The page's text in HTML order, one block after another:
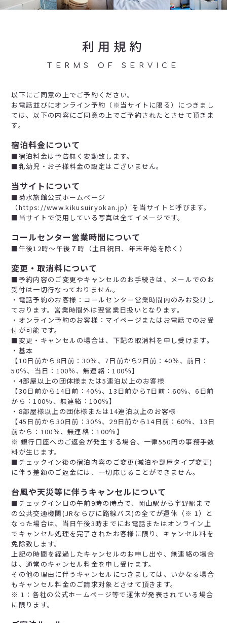
利用規約
TERMS OF SERVICE
以下にご同意の上でご予約ください。
お電話並びにオンライン予約（※当サイトに限る）につきまし
ては、以下の内容にご同意の上でご予約されたとさせて頂きま
す。
宿泊料金について
■宿泊料金は予告無く変動致します。
■乳幼児・お子様料金の設定はございません。
当サイトについて
■菊水旅館公式ホームページ
（https://www.kikusuiryokan.jp）を当サイトと呼びます。
■当サイトで使用している写真は全てイメージです。
コールセンター営業時間について
■午後12時～午後７時（土日祝日、年末年始を除く）
変更・取消料について
■予約内容のご変更やキャンセルのお手続きは、メールでのお
受付は一切行なっておりません。
・電話予約のお客様：コールセンター営業時間内のみお受けし
ております。営業時間外は翌営業日扱いとなります。
・オンライン予約のお客様：マイページまたはお電話でのお受
付が可能です。
■変更・キャンセルの場合は、下記の取消料を申し受けます。
・基本
【10日前から8日前：30％、7日前から2日前：40％、前日：
50％、当日：100％、無連絡：100％】
・4部屋以上の団体様または5連泊以上のお客様
【30日前から14日前：40％、13日前から7日前：60％、6日前
から：100％、無連絡：100％】
・8部屋様以上の団体様または14連泊以上のお客様
【45日前から30日前：30％、29日前から14日前：60％、13日
前から：100％、無連絡：100％】
※ 銀行口座へのご返金が発生する場合、一律550円の事務手数
料が生じます。
■チェックイン後の宿泊内容のご変更(減泊や部屋タイプ変更)
に伴う差額のご返金には、一切応じることができません。
台風や天災等に伴うキャンセルについて
■チェックイン日の午前9時の時点で、岡山駅から宇野駅まで
の公共交通機関(JRならびに路線バス)の全てが運休（※ 1）と
なった場合は、当日午後3時までにお電話またはオンライン上
でキャンセル処理を完了されたお客様に限り、キャンセル料を
免除致します。
上記の時間を経過したキャンセルのお申し出や、無連絡の場合
は、通常のキャンセル料金を申し受けます。
その他の理由に伴うキャンセルにつきましては、いかなる場合
もキャンセル料金のご請求対象とさせて頂きます。
※ 1：各社の公式ホームページ等で運休が発表されている場合
に限ります。